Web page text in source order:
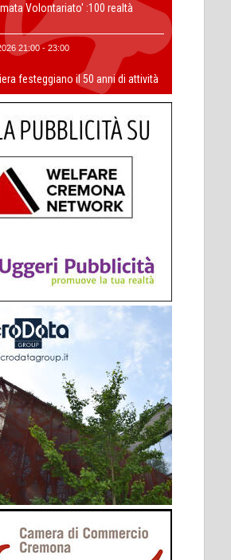
Volontariato' :100 realtà
21:00 - 23:00
festeggiano il 50 anni di attività